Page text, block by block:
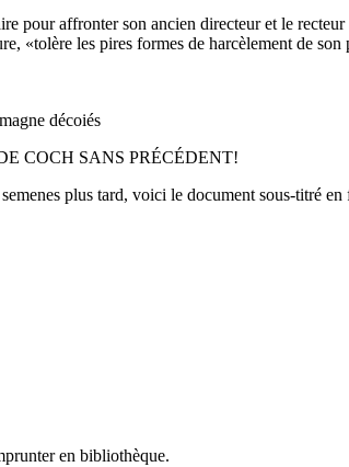
pour affronter son ancien directeur et le
«tolère les pires formes de harcèlement de
décoiés
COCH SANS PRÉCÉDENT!
plus tard, voici le document sous-titré en
en bibliothèque.